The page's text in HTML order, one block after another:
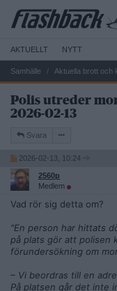
AKTUELLT NYTT
Samhälle Aktuella brott och
Polis utreder
2026-02-13
Svara
2026-02-13, 10:24
2560p
Medlem
Vad rör sig detta om?
"En person har hittats
på plats gör att polisen
förundersökning om
– Vi beordras till en
På platsen går det inte